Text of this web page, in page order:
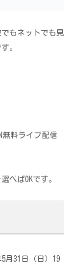
もネットでも見
。
無料ライブ配信
べばOKです。
月31日（日）19